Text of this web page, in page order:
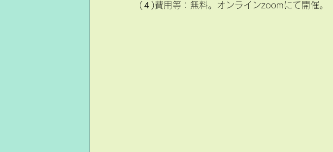
(４)費用等：無料。オンラインzoomにて開催。